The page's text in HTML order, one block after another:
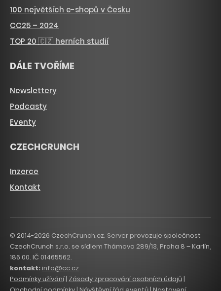
100 největších e-shopů v Česku
CC25 – 2024
TOP 20 🇨🇿 herních studií
DÁLE TVOŘÍME
Newslettery
Podcasty
Eventy
CZECHCRUNCH
Inzerce
Kontakt
© 2014-2026 CzechCrunch.cz. Server provozuje společnost
CzechCrunch s.r.o. se sídlem Thámova 289/13, Praha 8 – Karlín,
186 00. IČ 01465562.
kontakt:info@cc.cz
Podmínky užívání| Zásady zpracování osobních údajů|